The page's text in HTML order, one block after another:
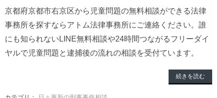
京都府京都市右京区から児童問題の無料相談ができる法律
事務所を探すならアトム法律事務所にご連絡ください。誰
にも知られないLINE無料相談や24時間つながるフリーダイ
ヤルで児童問題と逮捕後の流れの相談を受付ています。
続きを読む